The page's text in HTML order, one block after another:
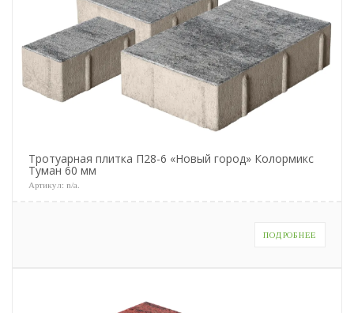
Тротуарная плитка П28-6 «Новый город» Колормикс
Туман 60 мм
Артикул: n/a
ПОДРОБНЕЕ